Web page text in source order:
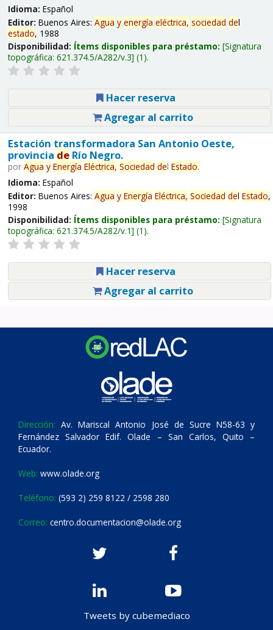
Idioma: Español
Editor: Buenos Aires: Agua y energía eléctrica, sociedad del
estado, 1988
Disponibilidad: Ítems disponibles para préstamo: Signatura
topográfica: 621.374.5/A282/v.3 (1).
Hacer reserva
Agregar al carrito
Estación transformadora San Antonio Oeste,
provincia deRío Negro.
por Agua y Energía Eléctrica, Sociedad del Estado.
Idioma: Español
Editor: Buenos Aires: Agua y Energía Eléctrica, Sociedad del Estado,
1998
Disponibilidad: Ítems disponibles para préstamo: Signatura
topográfica: 621.374.5/A282/v.1 (1).
Hacer reserva
Agregar al carrito
Dirección: Av. Mariscal Antonio José de Sucre N58-63 y
Fernández Salvador Edif. Olade – San Carlos, Quito –
Ecuador.
Web: www.olade.org
Teléfono: (593 2) 259 8122 / 2598 280
Correo: centro.documentacion@olade.org
Tweets by cubemediaco